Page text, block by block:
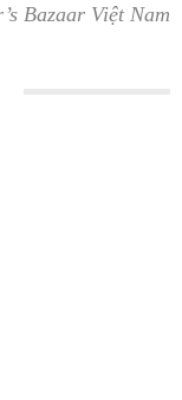
Bazaar Việt Nam